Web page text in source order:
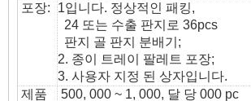
포장:
1입니다. 정상적인 패킹,
24 또는 수출 판지로 36pcs
판지 골 판지 분배기;
2. 종이 트레이 팔레트 포장;
3. 사용자 지정 된 상자입니다.
제품
500, 000 ~ 1, 000, 달 당 000 pc